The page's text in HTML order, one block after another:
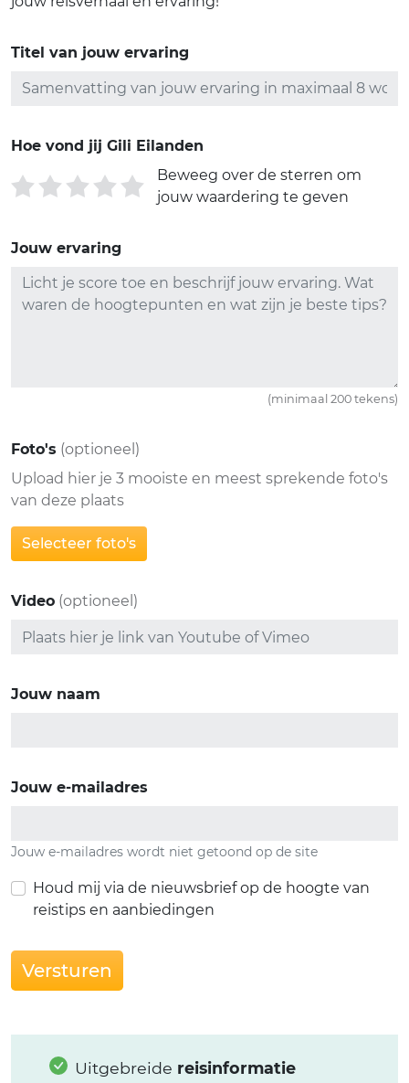
Titel van jouw ervaring
Hoe vond jij Gili Eilanden
Beweeg over de sterren om
jouw waardering te geven
Jouw ervaring
(minimaal 200 tekens)
Foto's (optioneel)
Upload hier je 3 mooiste en meest sprekende foto's
van deze plaats
Selecteer foto's
Video (optioneel)
Jouw naam
Jouw e-mailadres
Jouw e-mailadres wordt niet getoond op de site
Houd mij via de nieuwsbrief op de hoogte van
reistips en aanbiedingen
Versturen
Uitgebreide reisinformatie